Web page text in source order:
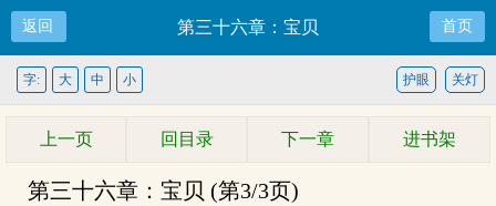
返回 第三十六章：宝贝 首页
关灯
护眼
字: 大 中 小
上一页 回目录 下一章 进书架
第三十六章：宝贝 (第3/3页)